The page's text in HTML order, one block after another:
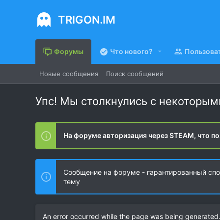
TRIGON.IM
Форумы Что нового?
Новые сообщения Поиск сообщений
Упс! Мы столкнулись с
На форуме авторизация через STEAM, что
Сообщение на форуме - гарантированный
тему
An error occurred while the page was being